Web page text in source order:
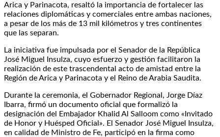
Arica y Parinacota, resaltó la importancia de fortalecer las
relaciones diplomáticas y comerciales entre ambas naciones,
a pesar de los más de 13 mil kilómetros y tres continentes
que las separan.
La iniciativa fue impulsada por el Senador de la República
José Miguel Insulza, cuyo esfuerzo y gestión facilitaron la
realización de este trascendental acto de amistad entre la
Región de Arica y Parinacota y el Reino de Arabia Saudita.
Durante la ceremonia, el Gobernador Regional, Jorge Díaz
Ibarra, firmó un documento oficial que formalizó la
designación del Embajador Khalid Al Salloom como «Invitado
de Honor y Huésped Oficial». El Senador José Miguel Insulza,
en calidad de Ministro de Fe, participó en la firma como